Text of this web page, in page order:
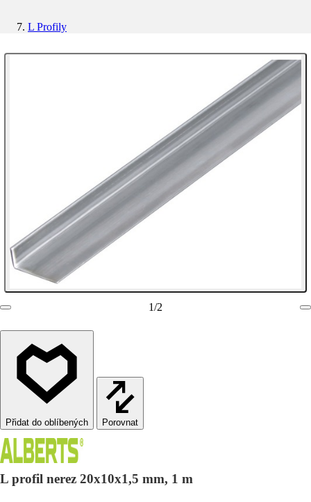
L Profily
1/2
Porovnat
L profil nerez 20x10x1,5 mm, 1 m